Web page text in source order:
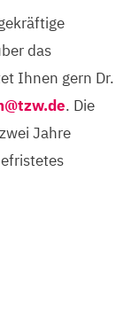
das
Ihnen gern Dr.
. Die
Jahre